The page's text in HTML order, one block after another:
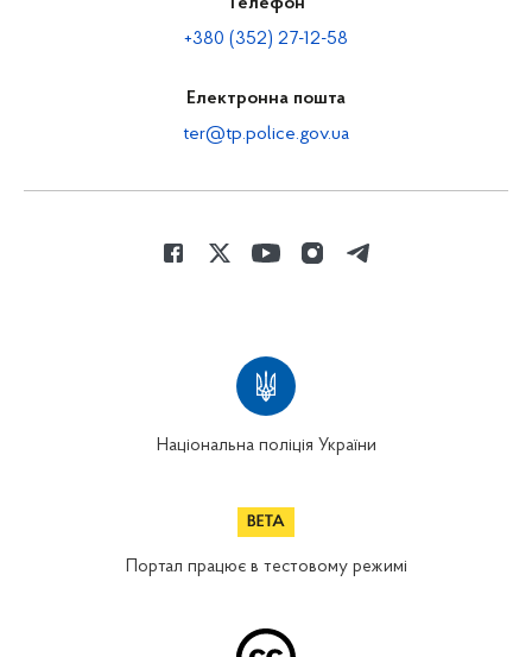
+380 (352) 27-12-58
Електронна пошта
ter@tp.police.gov.ua
Національна поліція України
Портал працює в тестовому режимі